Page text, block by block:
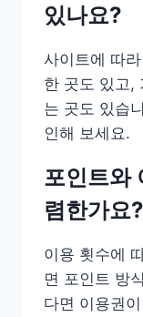
있나요?
사이트에 따
한 곳도 있고,
는 곳도 있습
인해 보세요.
포인트와
렴한가요?
이용 횟수에
면 포인트 방
다면 이용권